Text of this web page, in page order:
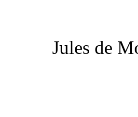
Jules de